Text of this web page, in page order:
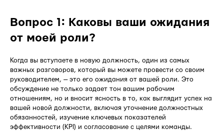
Вопрос 1: Каковы ваши ожидания
от моей роли?
Когда вы вступаете в новую должность, один из самых
важных разговоров, который вы можете провести со своим
руководителем, — это его ожидания от вашей роли. Это
обсуждение не только задает тон вашим рабочим
отношениям, но и вносит ясность в то, как выглядит успех на
вашей новой должности, включая уточнение должностных
обязанностей, изучение ключевых показателей
эффективности (KPI) и согласование с целями команды.